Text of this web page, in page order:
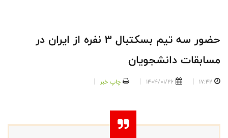
حضور سه تیم بسکتبال 3 نفره از ایران در
مسابقات دانشجویان
17:42
1404/01/26 چاپ خبر